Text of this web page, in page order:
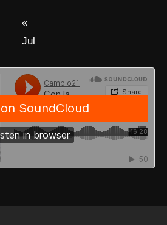
«
Jul